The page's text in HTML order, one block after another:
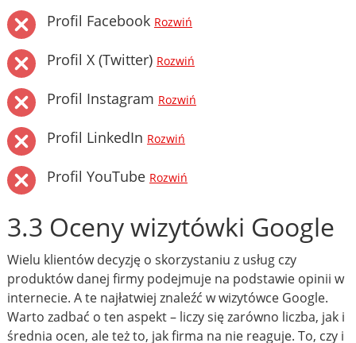
Profil Facebook Rozwiń
Profil X (Twitter) Rozwiń
Profil Instagram Rozwiń
Profil LinkedIn Rozwiń
Profil YouTube Rozwiń
3.3 Oceny wizytówki Google
Wielu klientów decyzję o skorzystaniu z usług czy
produktów danej firmy podejmuje na podstawie opinii w
internecie. A te najłatwiej znaleźć w wizytówce Google.
Warto zadbać o ten aspekt – liczy się zarówno liczba, jak i
średnia ocen, ale też to, jak firma na nie reaguje. To, czy i